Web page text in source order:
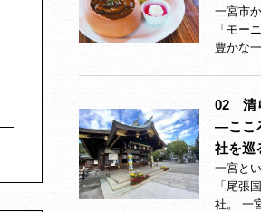
一宮市
「モー
豊かな
02 清
―ここ
社を巡
一宮と
「尾張
社。 一